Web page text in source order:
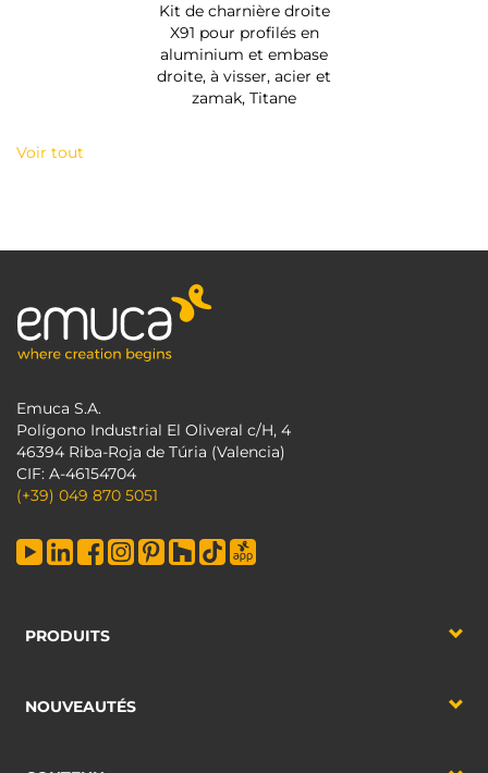
Kit de charnière droite
X91 pour profilés en
aluminium et embase
droite, à visser, acier et
zamak, Titane
Voir tout
Emuca S.A.
Polígono Industrial El Oliveral c/H, 4
46394 Riba-Roja de Túria (Valencia)
CIF: A-46154704
(+39) 049 870 5051
PRODUITS
NOUVEAUTÉS